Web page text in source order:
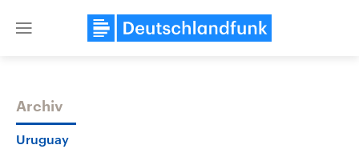
Close
Themen
Archiv
Uruguay